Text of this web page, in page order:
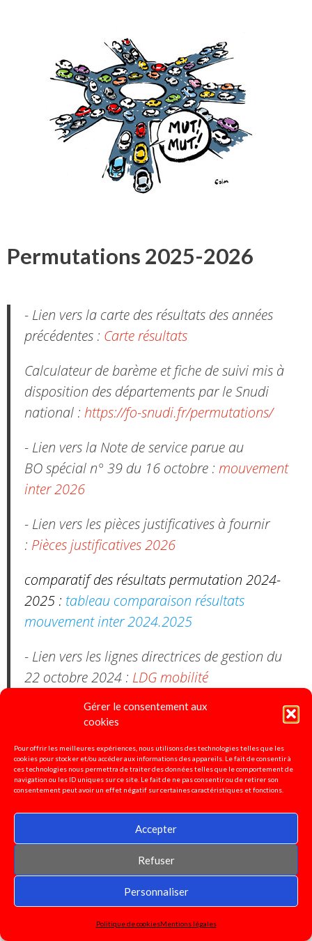
Gérer le consentement aux
cookies
Pour offrir les meilleures expériences, nous utilisons des technologies telles que les
cookies pour stocker et/ou accéder aux informations des appareils. Le fait de consentir à
ces technologies nous permettra de traiter des données telles que le comportement de
navigation ou les ID uniques sur ce site. Le fait de ne pas consentir ou de retirer son
consentement peut avoir un effet négatif sur certaines caractéristiques et fonctions.
Accepter
Refuser
Personnaliser
Politique de cookiesMentions légales
Permutations 2025-2026
- Lien vers la carte des résultats des années
précédentes : Carte résultats
Calculateur de barème et fiche de suivi mis à
disposition des départements par le Snudi
national : https://fo-snudi.fr/permutations/
- Lien vers la Note de service parue au
BO spécial n° 39 du 16 octobre : mouvement
inter 2026
- Lien vers les pièces justificatives à fournir
: Pièces justificatives 2026
comparatif des résultats permutation 2024-
2025 : tableau comparaison résultats
mouvement inter 2024.2025
- Lien vers les lignes directrices de gestion du
22 octobre 2024 : LDG mobilité
-Lien vers les lignes directrices de gestion PPCR
Pétition pour la défense de
l'enseignement spécialisé!
Motion pour la grève et